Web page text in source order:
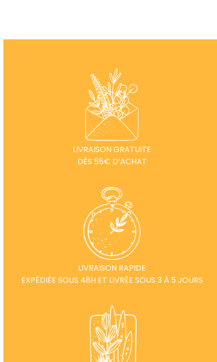
LIVRAISON GRATUITE
DÈS 55€ D’ACHAT
LIVRAISON RAPIDE
EXPÉDIÉE SOUS 48H ET LIVRÉE SOUS 3 À 5 JOURS